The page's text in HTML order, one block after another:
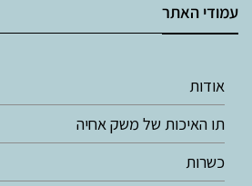
עמודי האתר
אודות
תו האיכות של משק אחיה
כשרות